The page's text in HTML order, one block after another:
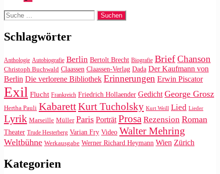
Suche
nach:
Schlagwörter
Anthologie Autobiografie Berlin Bertolt Brecht Biografie BriefChanson
Christoph Buchwald Claassen Claassen-Verlag Dada Der Kaufmann von
Berlin Die verlorene Bibliothek Erinnerungen Erwin Piscator
Exil Flucht Frankreich Friedrich Hollaender Gedicht George Grosz
Hertha Pauli KabarettKurt Tucholsky Kurt Weill Lied Lieder
Lyrik Marseille Müller Paris Porträt Prosa Rezension Roman
Theater Trude Hesterberg Varian Fry Video Walter Mehring
Weltbühne Werkausgabe Werner Richard Heymann Wien Zürich
Kategorien